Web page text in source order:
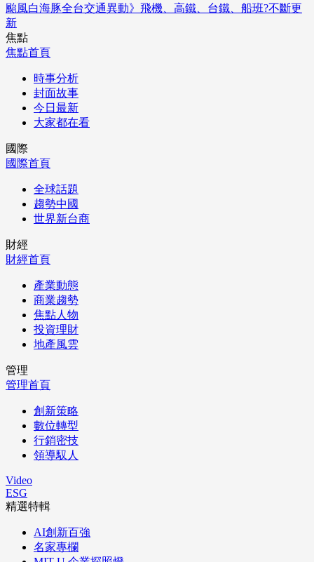
颱風白海豚全台交通異動》飛機、高鐵、台鐵、船班?不斷更
新
焦點
焦點首頁
時事分析
封面故事
今日最新
大家都在看
國際
國際首頁
全球話題
趨勢中國
世界新台商
財經
財經首頁
產業動態
商業趨勢
焦點人物
投資理財
地產風雲
管理
管理首頁
創新策略
數位轉型
行銷密技
領導馭人
Video
ESG
精選特輯
AI創新百強
名家專欄